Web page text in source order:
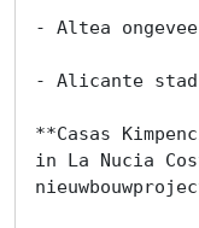
- Altea
- Alicante stad
**Casas
in La Nucia